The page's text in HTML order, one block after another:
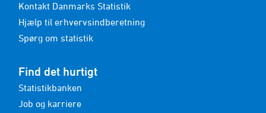
Kontakt Danmarks Statistik
Hjælp til erhvervsindberetning
Spørg om statistik
Find det hurtigt
Statistikbanken
Job og karriere